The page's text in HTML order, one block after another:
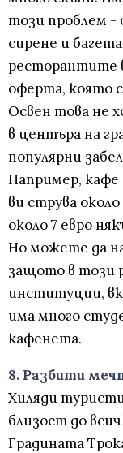
този проблем -
сирене и
ресторантите
оферта, която
Освен това не
в центъра на
популярни
Например, кафе
ви струва
около 7 евро
Но можете да
защото в този
институции,
има много
кафенета.
8. Разбити
Хиляди
близост до
Градината